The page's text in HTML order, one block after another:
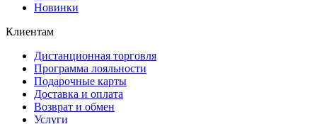
Новинки
Клиентам
Дистанционная торговля
Программа лояльности
Подарочные карты
Доставка и оплата
Возврат и обмен
Услуги